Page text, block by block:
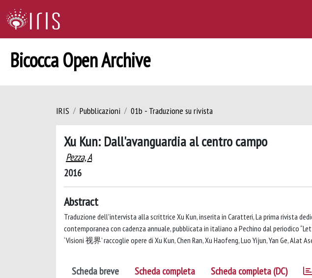
Bicocca Open Archive
IRIS Pubblicazioni 01b - Traduzione su rivista
Xu Kun: Dall'avanguardia al centro campo
Pezza, A
2016
Abstract
Traduzione dell'intervista alla scrittrice Xu Kun, inserita in Caratteri, La prima rivista
contemporanea con cadenza annuale, pubblicata in italiano a Pechino dal periodico
‘Visioni 视界’ raccoglie opere di Xu Kun, Chen Ran, Xu Haofeng, Luo Yijun, Yan Ge, Alat
Scheda breve Scheda completa Scheda completa (DC)